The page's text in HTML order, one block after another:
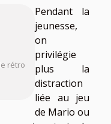
rétro
Pendant la
jeunesse,
on
privilégie
plus la
distraction
liée au jeu
de Mario ou